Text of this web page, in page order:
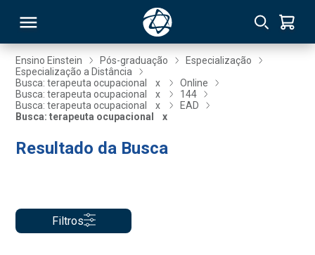
Ensino Einstein Pós-graduação
Especialização
Especialização a Distância
Busca: terapeuta ocupacional
x
Online
Busca: terapeuta ocupacional
x
144
Busca: terapeuta ocupacional
x
EAD
Busca: terapeuta ocupacional
x
Resultado da Busca
Filtros